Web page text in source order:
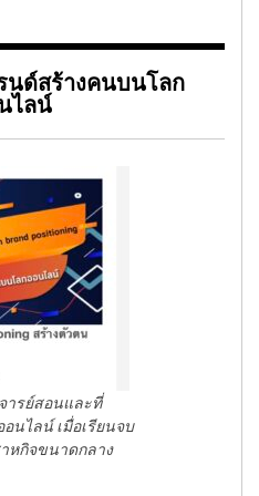
นด์สร้างคนบนโลก
ไลน์
ารย์สอนและที่
นไลน์ เมื่อเรียนจบ
หกิจขนาดกลาง